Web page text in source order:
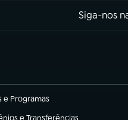
Siga-nos
e Programas
nova aba)
e Transferências